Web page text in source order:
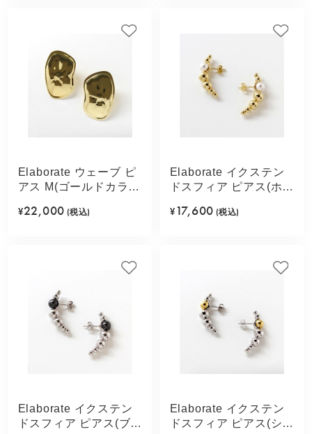
Elaborate ウェーブ ピ
アス M(ゴールドカラ
¥22,000 (税込)
Elaborate イクステン
ドスフィア ピアス(ホワ
¥ 17,600 (税込)
Elaborate イクステン
ドスフィア ピアス(ブラ
Elaborate イクステン
ドスフィア ピアス(シル